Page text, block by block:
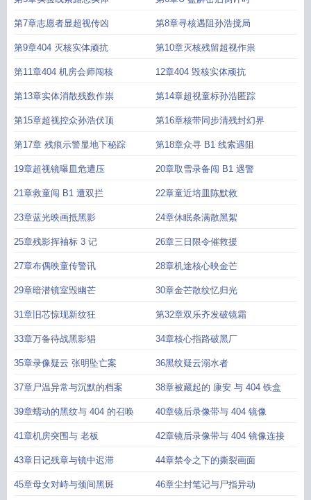
第7章志愿者显超视传凶 第8章寻核遇阻孙浩搅局
第9章404 灭核实体顽抗 第10章灭核残留超视作祟
第11章404 机房会师闯核 12章404 毁核实体顽抗
第13章实体消散残数作祟 第14章超视童标孙浩匿踪
第15章超视控众孙浩伏顶 第16章核带同步清残封幻界
第17章 残痕示警显地下秘踪 第18章众寻 B1 线索遇阻
19章超视镜曝皿危遭压 20章取雪录备闯 B1 遇警
21章救童闯 B1 遭双拦 22章童近培皿陈默救
23章蓝光映画抵黑影 24章休眠条满散黑絮
25章残影挥袖标 3 记 26章三日限令催救援
27章布偶映童传警讯 28章机途核心映金芒
29章暗潜镜室毁幽芒 30章金芒散纹忆归光
31章旧芯惊现新纹狂 第32章双乐齐发破镜霜
33章万备待战黑影猖 34章核心指路破黑厂
35章录像疑云 张明坠亡案 36黑纹疑云溺水者
37章尸温异常与沉默的档案 38章被藏起的 康安 与 404 铁盒
39章蠕动的黑纹与 404 的召唤 40章镜后录像带与 404 镜像
41章机房突围与 老板 42章镜后录像带与 404 镜像连接
43章日记残章与镜中迟滞 44章禁令之下的撕裂画面
45章母女对峙与颈间黑斑 46章尘封笔记与尸指异动